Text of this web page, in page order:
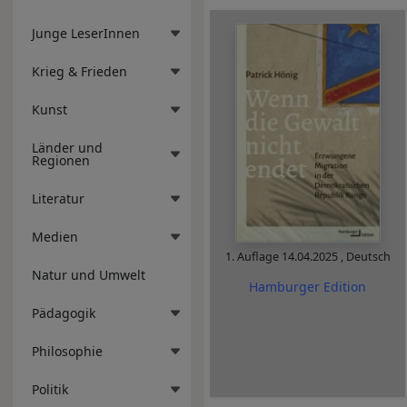
Junge LeserInnen
Krieg & Frieden
Kunst
Länder und
Regionen
Literatur
Medien
Natur und Umwelt
Pädagogik
Philosophie
Politik
1. Auflage 14.04.2025 , Deutsch
Hamburger Edition